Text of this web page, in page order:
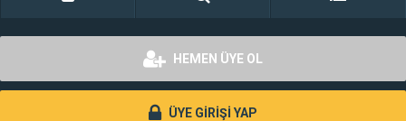
HEMEN ÜYE OL
ÜYE GİRİŞİ YAP